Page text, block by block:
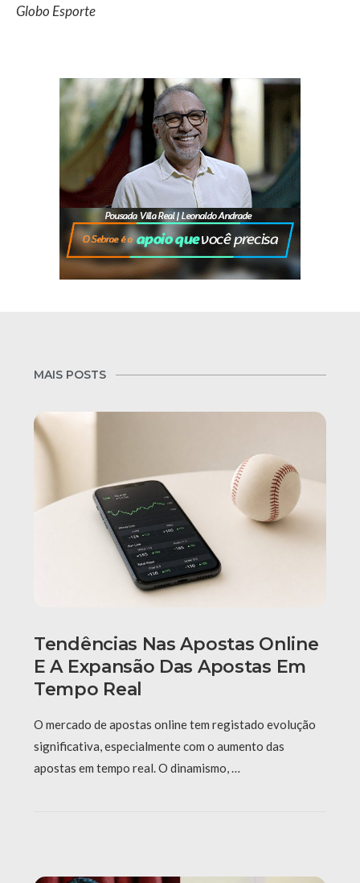
Globo Esporte
MAIS POSTS
Tendências Nas Apostas Online
E A Expansão Das Apostas Em
Tempo Real
O mercado de apostas online tem registado evolução
significativa, especialmente com o aumento das
apostas em tempo real. O dinamismo, …